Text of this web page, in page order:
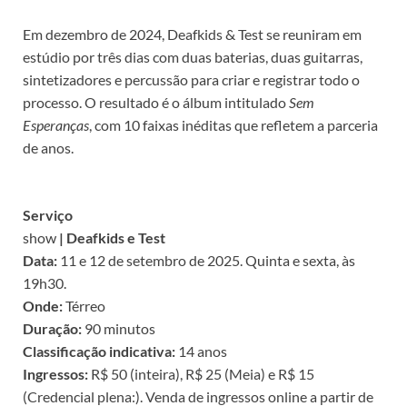
Em dezembro de 2024, Deafkids & Test se reuniram em
estúdio por três dias com duas baterias, duas guitarras,
sintetizadores e percussão para criar e registrar todo o
processo. O resultado é o álbum intitulado Sem
Esperanças , com 10 faixas inéditas que refletem a parceria
de anos.
Serviço
show | Deafkids e Test
Data: 11 e 12 de setembro de 2025. Quinta e sexta, às
19h30.
Onde:Térreo
Duração: 90 minutos
Classificação indicativa: 14 anos
Ingressos: R$ 50 (inteira), R$ 25 (Meia) e R$ 15
(Credencial plena:). Venda de ingressos online a partir de